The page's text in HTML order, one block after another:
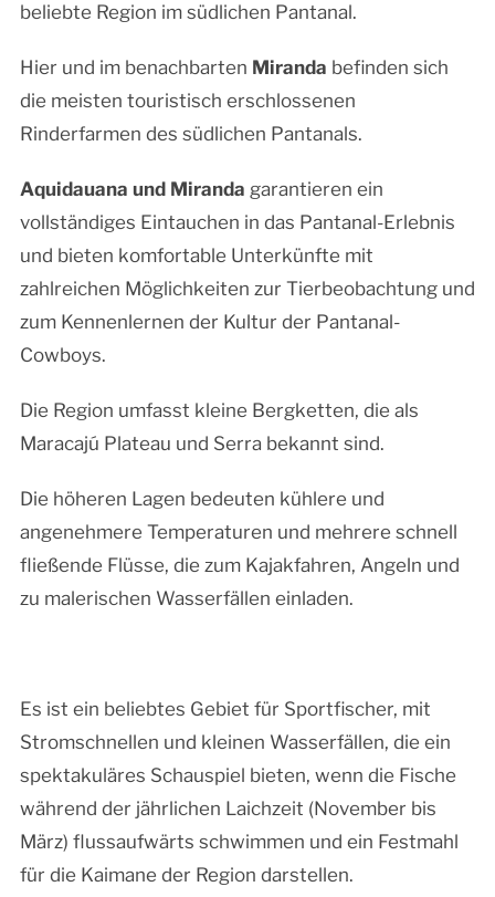
beliebte Region im südlichen Pantanal.
Hier und im benachbarten Miranda befinden sich
die meisten touristisch erschlossenen
Rinderfarmen des südlichen Pantanals.
Aquidauana und Miranda garantieren ein
vollständiges Eintauchen in das Pantanal-Erlebnis
und bieten komfortable Unterkünfte mit
zahlreichen Möglichkeiten zur Tierbeobachtung und
zum Kennenlernen der Kultur der Pantanal-
Cowboys.
Die Region umfasst kleine Bergketten, die als
Maracajú Plateau und Serra bekannt sind.
Die höheren Lagen bedeuten kühlere und
angenehmere Temperaturen und mehrere schnell
fließende Flüsse, die zum Kajakfahren, Angeln und
zu malerischen Wasserfällen einladen.
Es ist ein beliebtes Gebiet für Sportfischer, mit
Stromschnellen und kleinen Wasserfällen, die ein
spektakuläres Schauspiel bieten, wenn die Fische
während der jährlichen Laichzeit (November bis
März) flussaufwärts schwimmen und ein Festmahl
für die Kaimane der Region darstellen.